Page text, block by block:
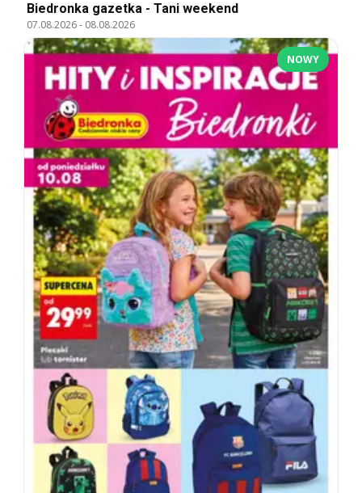
Biedronka gazetka - Tani weekend
07.08.2026- 08.08.2026
NOWY